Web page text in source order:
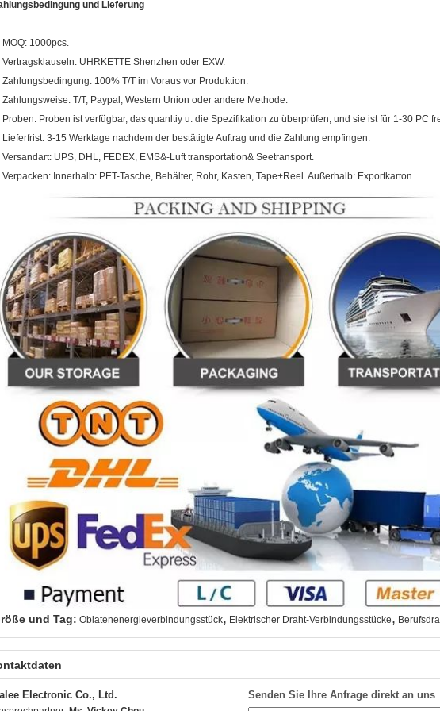
und Lieferung
MOQ: 1000pcs.
Vertragsklauseln: UHRKETTE Shenzhen oder EXW.
Zahlungsbedingung: 100% T/T im Voraus vor Produktion.
Zahlungsweise: T/T, Paypal, Western Union oder andere Methode.
Proben: Proben ist verfügbar, das quanltiy u. die Spezifikation zu überprüfen, und sie ist für 1-30 PC
Lieferfrist: 3-15 Werktage nachdem der bestätigte Auftrag und die Zahlung empfingen.
Versandart: UPS, DHL, FEDEX, EMS&-Luft transportation& Seetransport.
Verpacken: Innerhalb: PET-Tasche, Behälter, Rohr, Kasten, Tape+Reel. Außerhalb: Exportkarton.
und Tag: Oblatenenergieverbindungsstück, Elektrischer Draht-Verbindungsstücke,
Electronic Co., Ltd. Senden Sie Ihre Anfrage direkt an uns